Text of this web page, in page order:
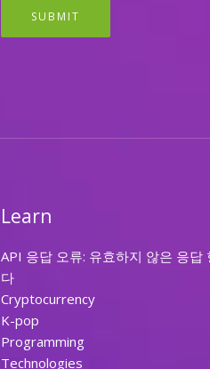
SUBMIT
Learn
API 응답 오류: 유효하지 않은 응답
다
Cryptocurrency
K-pop
Programming
Technologies